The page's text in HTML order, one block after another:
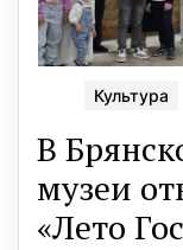
Культура
В
музеи
«Лето